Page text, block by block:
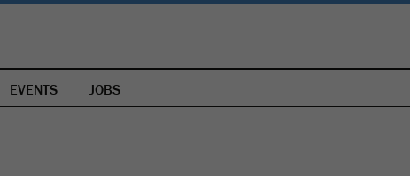
EVENTS JOBS